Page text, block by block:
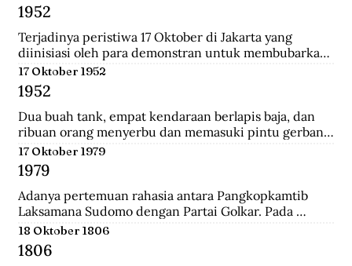
1952
Terjadinya peristiwa 17 Oktober di Jakarta yang
diinisiasi oleh para demonstran untuk membubarkan
Parlemen Indonesia akibat korupsi yang meluas dan
memburuk di Indonesia.
17 Oktober 1952
1952
Dua buah tank, empat kendaraan berlapis baja, dan
ribuan orang menyerbu dan memasuki pintu gerbang
Istana Merdeka, kediaman Presiden Sukarno. Mereka
berkerumun dan menggelar spanduk yang
bertuliskan "Bubarkan Parlemen"!.
17 Oktober 1979
1979
Adanya pertemuan rahasia antara Pangkopkamtib
Laksamana Sudomo dengan Partai Golkar. Pada
pertemuan ini mengecam gagasan ABRI mesti
berpihak pada penguasa jelang Pemilu 1982.
18 Oktober 1806
1806